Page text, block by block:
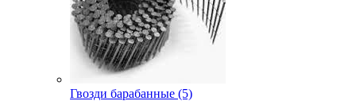
Гвозди барабанные (5)